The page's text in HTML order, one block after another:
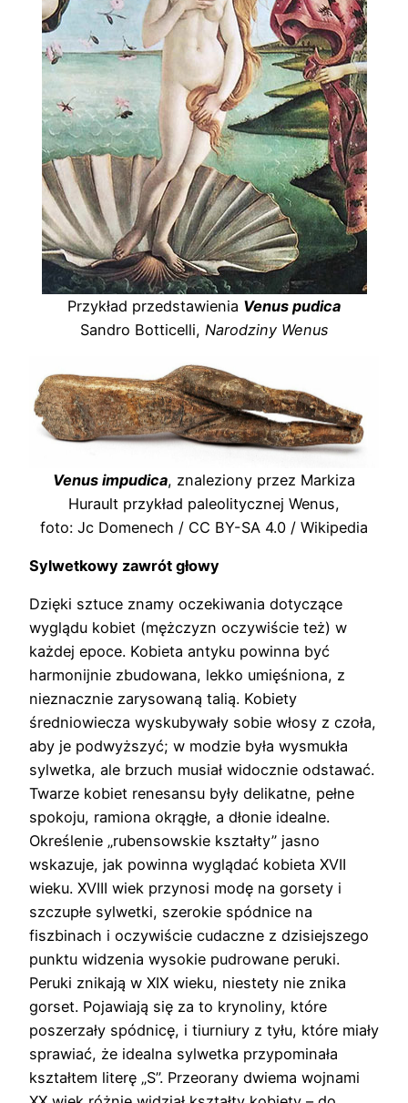
Przykład przedstawienia Venus pudica
Sandro Botticelli, Narodziny Wenus
Venus impudica, znaleziony przez Markiza
Hurault przykład paleolitycznej Wenus,
foto: Jc Domenech / CC BY-SA 4.0 / Wikipedia
Sylwetkowy zawrót głowy
Dzięki sztuce znamy oczekiwania dotyczące
wyglądu kobiet (mężczyzn oczywiście też) w
każdej epoce. Kobieta antyku powinna być
harmonijnie zbudowana, lekko umięśniona, z
nieznacznie zarysowaną talią. Kobiety
średniowiecza wyskubywały sobie włosy z czoła,
aby je podwyższyć; w modzie była wysmukła
sylwetka, ale brzuch musiał widocznie odstawać.
Twarze kobiet renesansu były delikatne, pełne
spokoju, ramiona okrągłe, a dłonie idealne.
Określenie „rubensowskie kształty” jasno
wskazuje, jak powinna wyglądać kobieta XVII
wieku. XVIII wiek przynosi modę na gorsety i
szczupłe sylwetki, szerokie spódnice na
fiszbinach i oczywiście cudaczne z dzisiejszego
punktu widzenia wysokie pudrowane peruki.
Peruki znikają w XIX wieku, niestety nie znika
gorset. Pojawiają się za to krynoliny, które
poszerzały spódnicę, i tiurniury z tyłu, które miały
sprawiać, że idealna sylwetka przypominała
kształtem literę „S”. Przeorany dwiema wojnami